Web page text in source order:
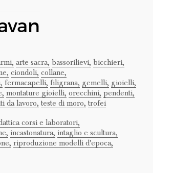
arte sacra, bassorilievi, bicchieri,
ciondoli, collane,
fermacapelli, filigrana, gemelli, gioielli,
montature gioielli, orecchini, pendenti,
da lavoro, teste di moro, trofei
corsi e laboratori,
incastonatura, intaglio e scultura,
riproduzione modelli d'epoca,